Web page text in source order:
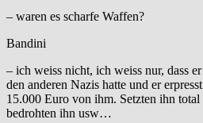
– waren es scharfe Waffen?
Bandini
– ich weiss nicht, ich weiss nur, dass
den anderen Nazis hatte und er
15.000 Euro von ihm. Setzten ihn
bedrohten ihn usw…